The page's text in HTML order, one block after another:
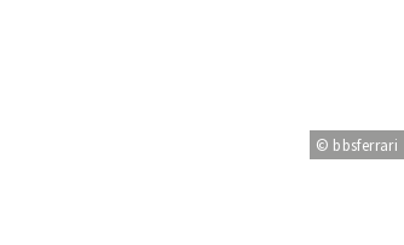
© bbsferrari